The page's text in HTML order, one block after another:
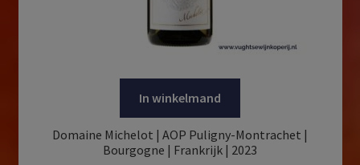
In winkelmand
Domaine Michelot | AOP Puligny-Montrachet |
Bourgogne | Frankrijk | 2023